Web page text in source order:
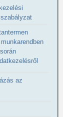
az